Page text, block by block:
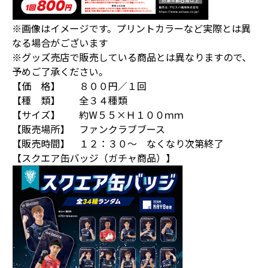
※画像はイメージです。プリントカラーなど実際とは異
なる場合がございます
※グッズ売店で販売している商品とは異なりますので、
予めご了承ください。
【価 格】 ８００円／１回
【種 類】 全３４種類
【サイズ】 約W５５×Ｈ１００ｍｍ
【販売場所】 ファンクラブブース
【販売時間】 １２：３０～ なくなり次第終了
【スクエア缶バッジ（ガチャ商品）】